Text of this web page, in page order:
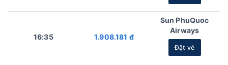
16:35 1.908.181 đ
Sun PhuQuoc
Airways
Đặt vé